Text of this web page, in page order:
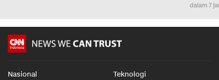
dalam 7
Nasional Teknologi